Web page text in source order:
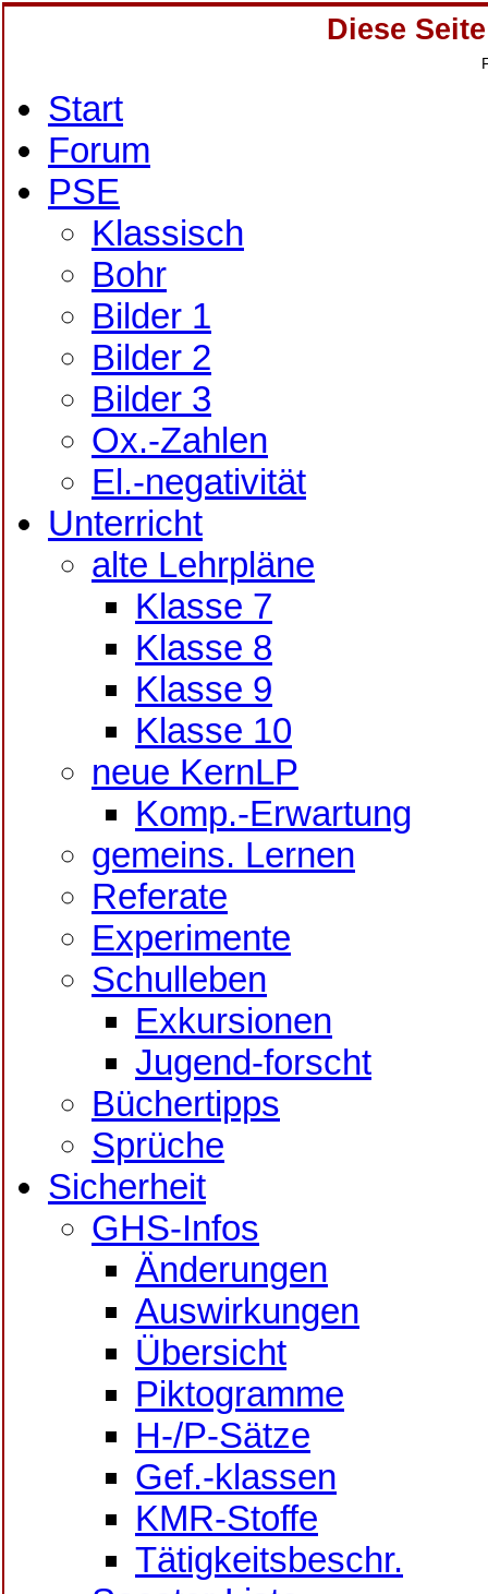
Diese
Start
Forum
PSE
Klassisch
Bohr
Bilder 1
Bilder 2
Bilder 3
Ox.-Zahlen
El.-negativität
Unterricht
alte Lehrpläne
Klasse 7
Klasse 8
Klasse 9
Klasse 10
neue KernLP
Komp.-Erwartung
gemeins. Lernen
Referate
Experimente
Schulleben
Exkursionen
Jugend-forscht
Büchertipps
Sprüche
Sicherheit
GHS-Infos
Änderungen
Auswirkungen
Übersicht
Piktogramme
H-/P-Sätze
Gef.-klassen
KMR-Stoffe
Tätigkeitsbeschr.